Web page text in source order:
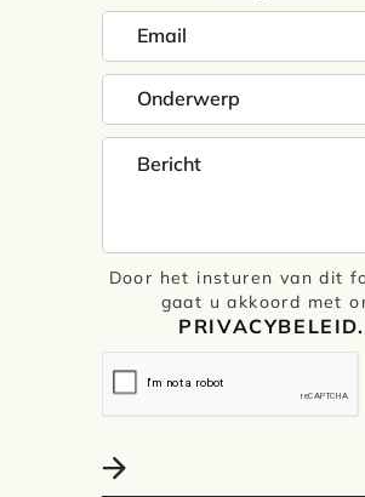
Door het insturen van dit
gaat u akkoord met
PRIVACYBELEID.